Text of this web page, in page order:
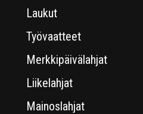
Laukut
Työvaatteet
Merkkipäivälahjat
Liikelahjat
Mainoslahjat